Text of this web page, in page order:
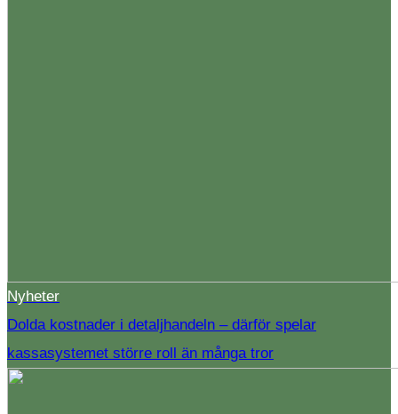
Nyheter
Dolda kostnader i detaljhandeln – därför spelar
kassasystemet större roll än många tror